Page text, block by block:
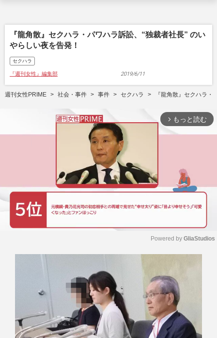
『龍角散』セクハラ・パワハラ訴訟、“独裁者社長” のい
やらしい夜を告発！
セクハラ
『週刊女性』編集部 2019/6/11
週刊女性PRIME 社会・事件 事件 セクハラ 『龍角散』セクハラ
arrow_forward_ios もっと読む
Powered by GliaStudios